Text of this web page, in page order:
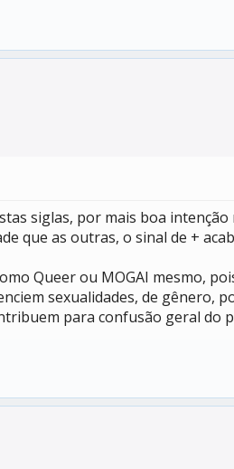
siglas, por mais boa
que as outras, o sinal de +
Queer ou MOGAI mesmo,
sexualidades, de gênero,
para confusão geral do